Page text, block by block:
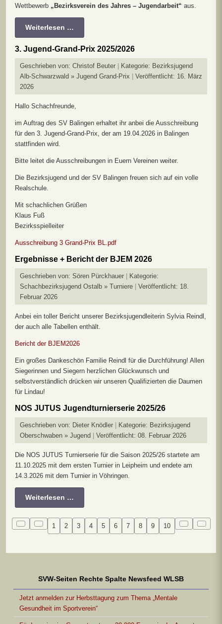
Wettbewerb „Bezirksverein des Jahres – Jugendarbeit“ aus.
Weiterlesen …
3. Jugend-Grand-Prix 2025/2026
Geschrieben von: Christof Beuter Kategorie: Bezirksjugend
Alb-Schwarzwald » Jugend Grand-Prix
Veröffentlicht: 16. März
2026
Hallo Schachfreunde,
im Auftrag des SV Balingen erhaltet ihr anbei die Ausschreibung
für den 3. Jugend-Grand-Prix, der am 19.04.2026 in Balingen
stattfinden wird.
Bitte leitet die Ausschreibungen in Euern Vereinen weiter.
Die Bezirksjugend und der SV Balingen freuen sich auf ein volle
Realschule.
Mit schachlichen Grüßen
Klaus Fuß
Bezirksspielleiter
Ausschreibung 3 Grand-Prix BL.pdf
Ergebnisse + Bericht der BJEM 2026
Geschrieben von: Sören Pürckhauer
Kategorie:
Schachbezirksjugend Ostalb » Turniere
Veröffentlicht: 18.
Februar 2026
Anbei ein toller Bericht unserer Bezirksjugendleiterin Sylvia Reindl,
der auch alle Tabellen enthält.
Bericht der BJEM2026
Ein großes Dankeschön Familie Reindl für die Durchführung! Allen
Siegerinnen und Siegern herzlichen Glückwunsch und
selbstverständlich drücken wir unseren Qualifizierten die Daumen
für Lindau!
NOS JUTUS Jugendturnierserie 2025/26
Geschrieben von: Dieter Knödler Kategorie: Bezirksjugend
Oberschwaben » Jugend
Veröffentlicht: 08. Februar 2026
Die NOS JUTUS Turnierserie für die Saison 2025/26 startete am
11.10.2025 mit dem ersten Turnier in Leipheim und endete am
14.3.2026 mit dem Turnier in Vöhringen.
Weiterlesen …
1 2 3 4 5 6 7 8 9 10
SVW-Seiten Rechte Spalte Newsfeed WLSB
Jetzt anmelden zur Herbsttagung zum Thema „Mentale
Gesundheit im Sportverein“